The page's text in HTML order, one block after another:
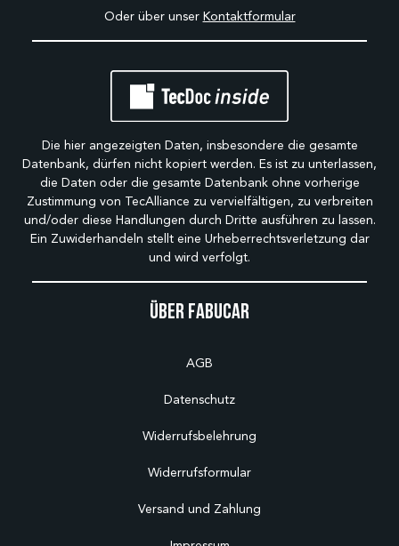
Über Fabucar
AGB
Datenschutz
Widerrufsbelehrung
Widerrufsformular
Versand und Zahlung
Oder über unser Kontaktformular
Die hier angezeigten Daten, insbesondere die gesamte
Datenbank, dürfen nicht kopiert werden. Es ist zu unterlassen,
die Daten oder die gesamte Datenbank ohne vorherige
Zustimmung von TecAlliance zu vervielfältigen, zu verbreiten
und/oder diese Handlungen durch Dritte ausführen zu lassen.
Ein Zuwiderhandeln stellt eine Urheberrechtsverletzung dar
und wird verfolgt.